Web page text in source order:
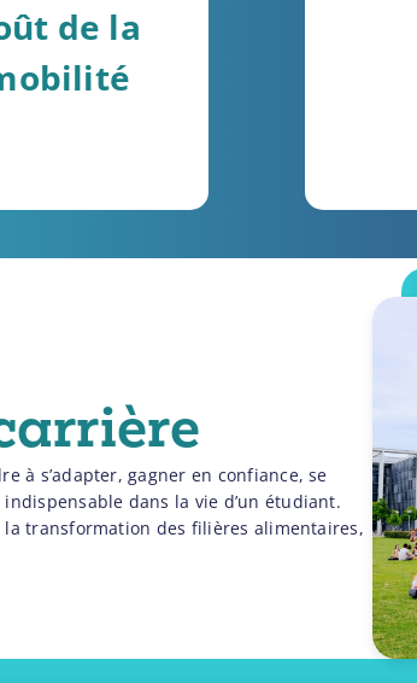
de la
à s’adapter, gagner en confiance, se
indispensable dans la vie d’un étudiant.
transformation des filières alimentaires,